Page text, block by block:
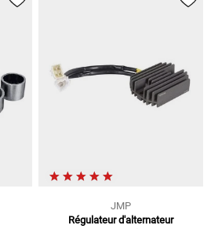
JMP
Régulateur d'alternateur